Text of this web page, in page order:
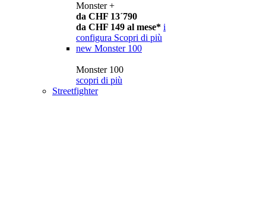
Monster +
da CHF 13´790
da CHF 149 al mese* i
configura Scopri di più
new Monster 100
Monster 100
scopri di più
Streetfighter